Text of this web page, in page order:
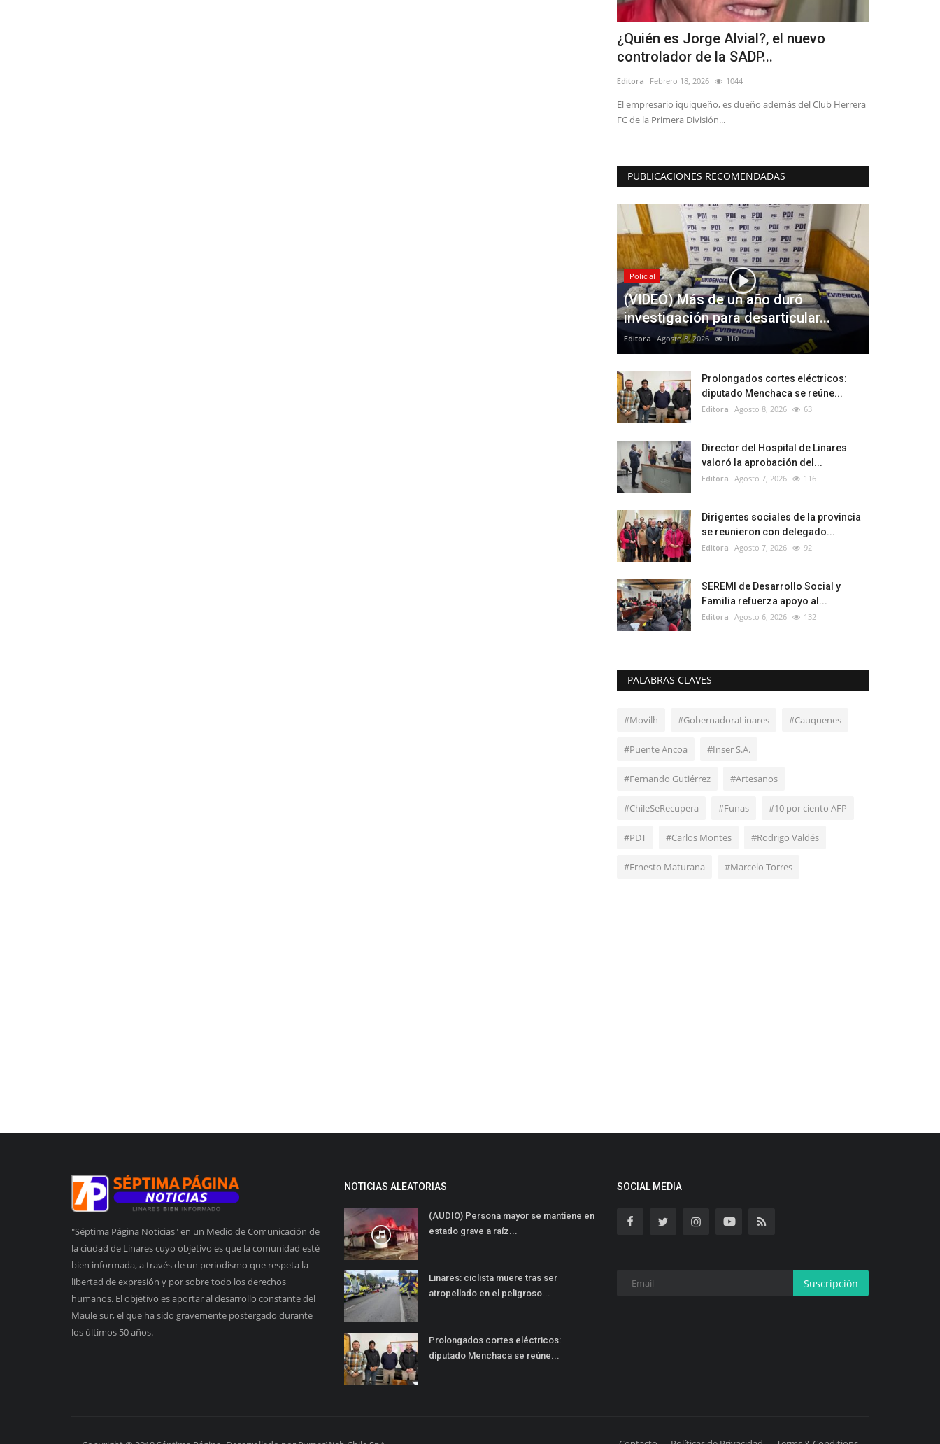
¿Quién es Jorge Alvial?, el nuevo
controlador de la SADP...
Editora Febrero 18, 2026 1044
El empresario iquiqueño, es dueño además del Club Herrera
FC de la Primera División...
PUBLICACIONES RECOMENDADAS
Policial
(VIDEO) Más de un año duró
investigación para desarticular...
Editora Agosto 8, 2026 110
Prolongados cortes eléctricos:
diputado Menchaca se reúne...
Editora Agosto 8, 2026 63
Director del Hospital de Linares
valoró la aprobación del...
Editora Agosto 7, 2026 116
Dirigentes sociales de la provincia
se reunieron con delegado...
Editora Agosto 7, 2026 92
SEREMI de Desarrollo Social y
Familia refuerza apoyo al...
Editora Agosto 6, 2026 132
PALABRAS CLAVES
#Movilh #GobernadoraLinares #Cauquenes
#Puente Ancoa #Inser S.A.
#Fernando Gutiérrez #Artesanos
#ChileSeRecupera #Funas #10 por ciento AFP
#PDT #Carlos Montes #Rodrigo Valdés
#Ernesto Maturana #Marcelo Torres
"Séptima Página Noticias" en un Medio de Comunicación de
la ciudad de Linares cuyo objetivo es que la comunidad esté
bien informada, a través de un periodismo que respeta la
libertad de expresión y por sobre todo los derechos
humanos. El objetivo es aportar al desarrollo constante del
Maule sur, el que ha sido gravemente postergado durante
los últimos 50 años.
NOTICIAS ALEATORIAS
(AUDIO) Persona mayor se mantiene en
estado grave a raíz...
Linares: ciclista muere tras ser
atropellado en el peligroso...
Prolongados cortes eléctricos:
diputado Menchaca se reúne...
SOCIAL MEDIA
Suscripción